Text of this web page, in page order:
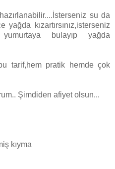
su da
kızartırsınız,isterseniz
bulayıp yağda
tarif,hem pratik hemde çok
Şimdiden afiyet olsun...
kıyma